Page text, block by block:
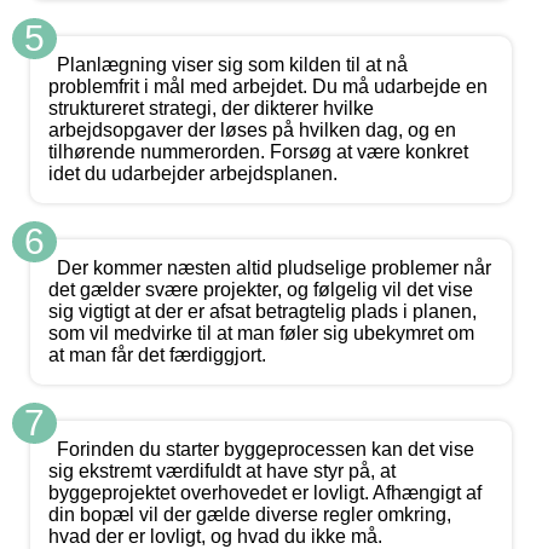
5
Planlægning viser sig som kilden til at nå
problemfrit i mål med arbejdet. Du må udarbejde en
struktureret strategi, der dikterer hvilke
arbejdsopgaver der løses på hvilken dag, og en
tilhørende nummerorden. Forsøg at være konkret
idet du udarbejder arbejdsplanen.
6
Der kommer næsten altid pludselige problemer når
det gælder svære projekter, og følgelig vil det vise
sig vigtigt at der er afsat betragtelig plads i planen,
som vil medvirke til at man føler sig ubekymret om
at man får det færdiggjort.
7
Forinden du starter byggeprocessen kan det vise
sig ekstremt værdifuldt at have styr på, at
byggeprojektet overhovedet er lovligt. Afhængigt af
din bopæl vil der gælde diverse regler omkring,
hvad der er lovligt, og hvad du ikke må.